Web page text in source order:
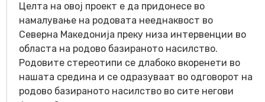
Целта на овој проект е да придонесе во
намалување на родовата нееднаквост во
Северна Македонија преку низа интервенции во
областа на родово базираното насилство.
Родовите стереотипи се длабоко вкоренети во
нашата средина и се одразуваат во одговорот на
родово базираното насилство во сите негови